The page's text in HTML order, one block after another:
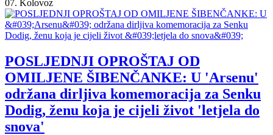
07. Kolovoz
POSLJEDNJI OPROŠTAJ OD
OMILJENE ŠIBENČANKE: U 'Arsenu'
održana dirljiva komemoracija za Senku
Dodig, ženu koja je cijeli život 'letjela do
snova'